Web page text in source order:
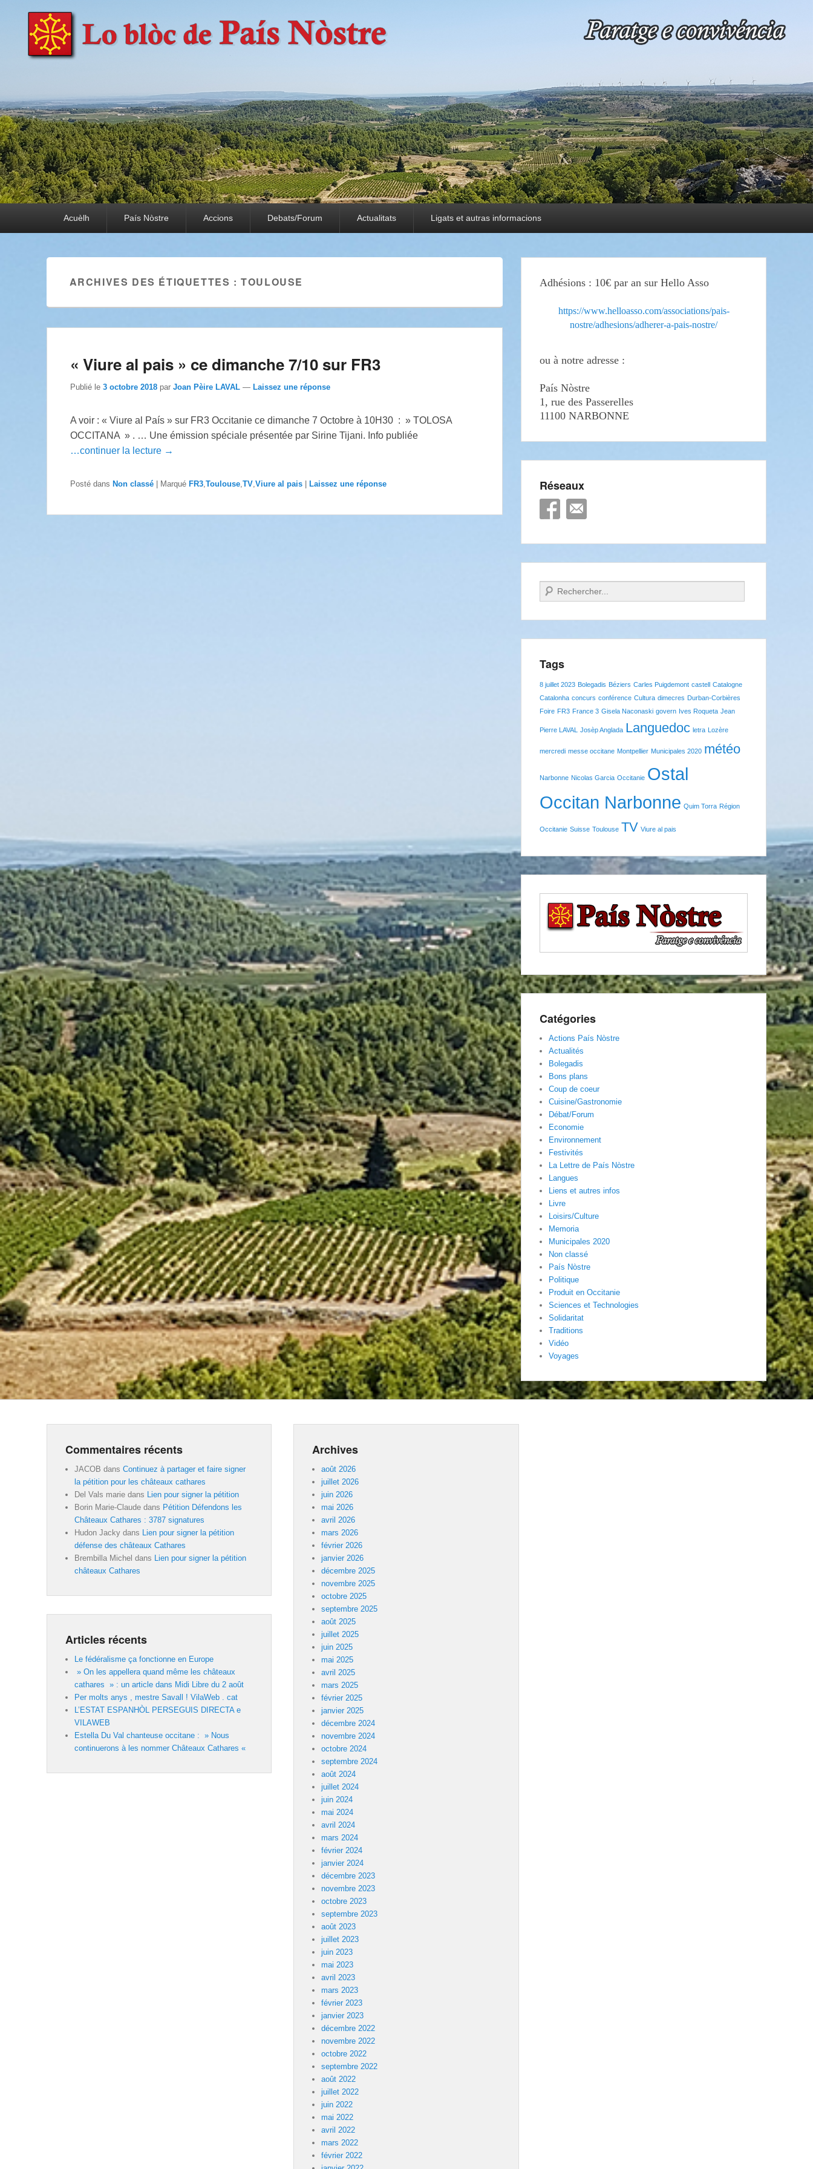
País Nòstre
Paratge e Convivència
Acuèlh País Nòstre Accions Debats/Forum Actualitats Ligats et autras informacions
ARCHIVES DES ÉTIQUETTES :TOULOUSE
« Viure al pais » ce dimanche 7/10 sur FR3
Publié le 3 octobre 2018 par Joan Pèire LAVAL — Laissez une réponse
A voir : « Viure al País » sur FR3 Occitanie ce dimanche 7 Octobre à 10H30 : » TOLOSA
OCCITANA » . … Une émission spéciale présentée par Sirine Tijani. Info publiée
…continuer la lecture →
Posté dans Non classé Marqué FR3 Toulouse TV Viure al pais Laissez une réponse
Adhésions : 10€ par an sur Hello Asso
https://www.helloasso.com/associations/pais-
nostre/adhesions/adherer-a-pais-nostre/
ou à notre adresse :
País Nòstre
1, rue des Passerelles
11100 NARBONNE
Réseaux
Recherche
Tags
8 juillet 2023 Bolegadis Béziers Carles Puigdemont castell Catalogne
Catalonha concurs conférence Cultura dimecres Durban-Corbières
Foire FR3 France 3 Gisela Naconaski govern Ives Roqueta Jean
Pierre LAVAL Josèp Anglada Languedoc letra Lozère
mercredi messe occitane Montpellier Municipales 2020 météo
Narbonne Nicolas Garcia Occitanie Ostal
Occitan Narbonne Quim Torra Région
Occitanie Suisse Toulouse TV Viure al pais
Catégories
Actions País Nòstre
Actualités
Bolegadis
Bons plans
Coup de coeur
Cuisine/Gastronomie
Débat/Forum
Economie
Environnement
Festivités
La Lettre de País Nòstre
Langues
Liens et autres infos
Livre
Loisirs/Culture
Memoria
Municipales 2020
Non classé
País Nòstre
Politique
Produit en Occitanie
Sciences et Technologies
Solidaritat
Traditions
Vidéo
Voyages
Commentaires récents
JACOB dans Continuez à partager et faire signer
la pétition pour les châteaux cathares
Del Vals marie dans
Lien pour signer la pétition
Borin Marie-Claude dans Pétition Défendons les
Châteaux Cathares : 3787 signatures
Hudon Jacky dans
Lien pour signer la pétition
défense des châteaux Cathares
Brembilla Michel dans
Lien pour signer la pétition
châteaux Cathares
Articles récents
Le fédéralisme ça fonctionne en Europe
» On les appellera quand même les châteaux
cathares » : un article dans Midi Libre du 2 août
Per molts anys , mestre Savall ! VilaWeb . cat
L’ESTAT ESPANHÒL PERSEGUIS DIRECTA e
VILAWEB
Estella Du Val chanteuse occitane : » Nous
continuerons à les nommer Châteaux Cathares «
Archives
août 2026
juillet 2026
juin 2026
mai 2026
avril 2026
mars 2026
février 2026
janvier 2026
décembre 2025
novembre 2025
octobre 2025
septembre 2025
août 2025
juillet 2025
juin 2025
mai 2025
avril 2025
mars 2025
février 2025
janvier 2025
décembre 2024
novembre 2024
octobre 2024
septembre 2024
août 2024
juillet 2024
juin 2024
mai 2024
avril 2024
mars 2024
février 2024
janvier 2024
décembre 2023
novembre 2023
octobre 2023
septembre 2023
août 2023
juillet 2023
juin 2023
mai 2023
avril 2023
mars 2023
février 2023
janvier 2023
décembre 2022
novembre 2022
octobre 2022
septembre 2022
août 2022
juillet 2022
juin 2022
mai 2022
avril 2022
mars 2022
février 2022